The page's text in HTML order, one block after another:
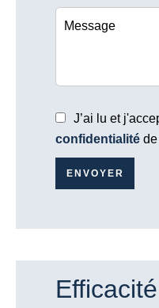
J’ai lu et
confidentialité
ENVOYER